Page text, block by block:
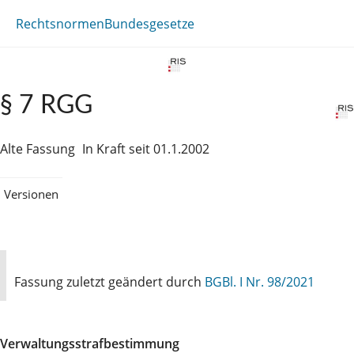
RechtsnormenBundesgesetze
§ 7 RGG
Alte Fassung In Kraft seit 01.1.2002
Versionen
Fassung zuletzt geändert durch BGBl. I Nr. 98/2021
Verwaltungsstrafbestimmung